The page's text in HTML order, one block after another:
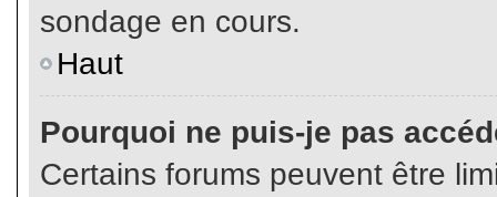
sondage en cours.
Haut
Pourquoi ne puis-je pas
Certains forums peuvent être